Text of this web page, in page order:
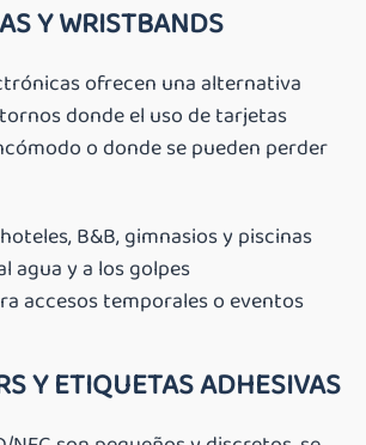
Y WRISTBANDS
ofrecen una alternativa
donde el uso de tarjetas
o donde se pueden perder
B&B, gimnasios y piscinas
agua y a los golpes
accesos temporales o eventos
Y ETIQUETAS ADHESIVAS